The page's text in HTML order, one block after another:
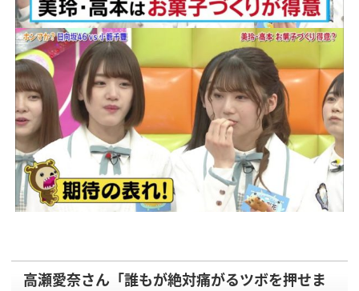
高瀬愛奈さん「誰もが絶対痛がるツボを押せま